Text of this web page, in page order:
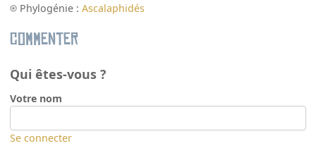
Phylogénie :Ascalaphidés
Commenter
Qui êtes-vous ?
Votre nom
Se connecter